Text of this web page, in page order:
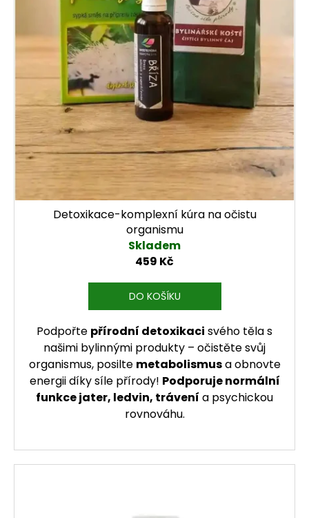
Detoxikace-komplexní kúra na očistu
organismu
Skladem
459 Kč
DO KOŠÍKU
Podpořte přírodní detoxikaci svého těla s
našimi bylinnými produkty – očistěte svůj
organismus, posilte metabolismusa obnovte
energii díky síle přírody! Podporuje normální
funkce jater, ledvin, trávení a psychickou
rovnováhu.